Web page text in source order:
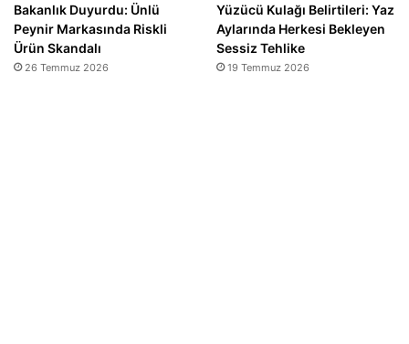
Bakanlık Duyurdu: Ünlü
Peynir Markasında Riskli
Ürün Skandalı
26 Temmuz 2026
Yüzücü Kulağı Belirtileri: Yaz
Aylarında Herkesi Bekleyen
Sessiz Tehlike
19 Temmuz 2026